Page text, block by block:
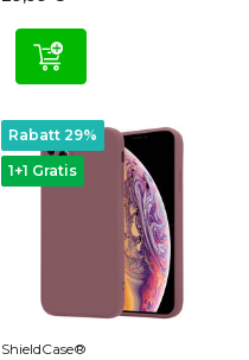
1+1 Gratis
Rabatt 29%
ShieldCase®